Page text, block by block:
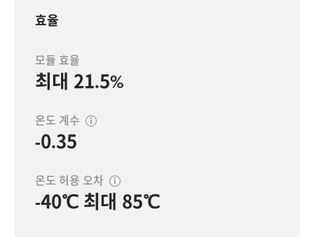
효율
모듈 효율
최대 21.5%
온도 계수
-0.35
온도 허용 오차
-40℃ 최대 85℃